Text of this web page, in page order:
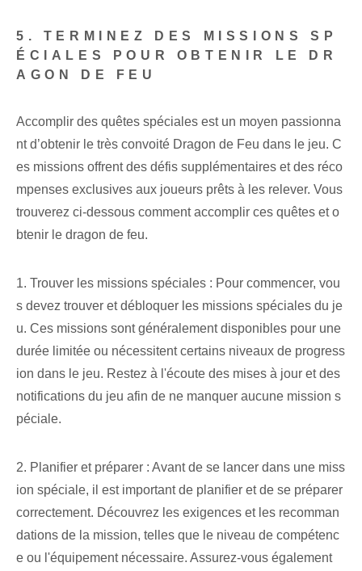
5. TERMINEZ DES MISSIONS SP
ÉCIALES POUR OBTENIR LE DR
AGON DE FEU
Accomplir des quêtes spéciales est un moyen passionna
nt d’obtenir le très convoité Dragon de Feu dans le jeu. C
es missions offrent des défis supplémentaires et des réco
mpenses exclusives aux joueurs prêts à les relever. Vous
trouverez ci-dessous comment accomplir ces quêtes et o
btenir le dragon de feu.
1. Trouver les missions spéciales : Pour commencer, vou
s devez trouver et débloquer les missions spéciales du je
u. Ces missions sont généralement disponibles pour une
durée limitée ou nécessitent certains niveaux de progress
ion dans le jeu. Restez à l'écoute des mises à jour et des
notifications du jeu afin de ne manquer aucune mission s
péciale.
2. Planifier et préparer : Avant de se lancer dans une miss
ion spéciale, il est important de planifier et de se préparer
correctement. Découvrez les exigences et les recomman
dations de la mission, telles que le niveau de compétenc
e ou l'équipement nécessaire. Assurez-vous également